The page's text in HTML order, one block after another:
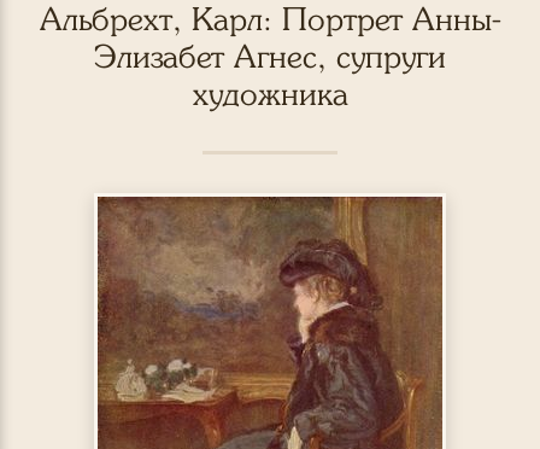
Альбрехт, Карл: Портрет Анны-
Элизабет Агнес, супруги
художника